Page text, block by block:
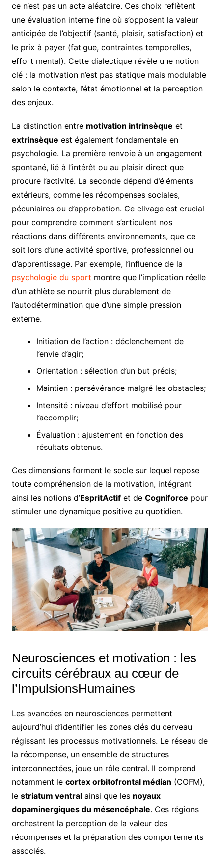
ce n’est pas un acte aléatoire. Ces choix reflètent
une évaluation interne fine où s’opposent la valeur
anticipée de l’objectif (santé, plaisir, satisfaction) et
le prix à payer (fatigue, contraintes temporelles,
effort mental). Cette dialectique révèle une notion
clé : la motivation n’est pas statique mais modulable
selon le contexte, l’état émotionnel et la perception
des enjeux.
La distinction entre motivation intrinsèque et
extrinsèque est également fondamentale en
psychologie. La première renvoie à un engagement
spontané, lié à l’intérêt ou au plaisir direct que
procure l’activité. La seconde dépend d’éléments
extérieurs, comme les récompenses sociales,
pécuniaires ou d’approbation. Ce clivage est crucial
pour comprendre comment s’articulent nos
réactions dans différents environnements, que ce
soit lors d’une activité sportive, professionnel ou
d’apprentissage. Par exemple, l’influence de la
psychologie du sport montre que l’implication réelle
d’un athlète se nourrit plus durablement de
l’autodétermination que d’une simple pression
externe.
Initiation de l’action : déclenchement de
l’envie d’agir;
Orientation : sélection d’un but précis;
Maintien : persévérance malgré les obstacles;
Intensité : niveau d’effort mobilisé pour
l’accomplir;
Évaluation : ajustement en fonction des
résultats obtenus.
Ces dimensions forment le socle sur lequel repose
toute compréhension de la motivation, intégrant
ainsi les notions d’EspritActifet de Cogniforce pour
stimuler une dynamique positive au quotidien.
Neurosciences et motivation : les
circuits cérébraux au cœur de
l’ImpulsionsHumaines
Les avancées en neurosciences permettent
aujourd’hui d’identifier les zones clés du cerveau
régissant les processus motivationnels. Le réseau de
la récompense, un ensemble de structures
interconnectées, joue un rôle central. Il comprend
notamment le cortex orbitofrontal médian (COFM),
le striatum ventralainsi que les noyaux
dopaminergiques du mésencéphale. Ces régions
orchestrent la perception de la valeur des
récompenses et la préparation des comportements
associés.